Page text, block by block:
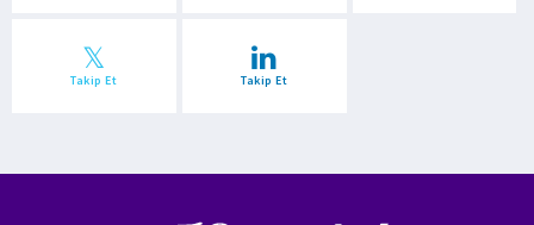
Takip Et Takip Et